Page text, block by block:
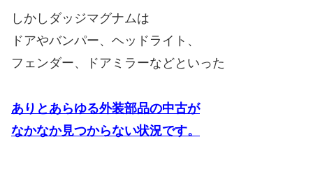
しかしダッジマグナムは
ドアやバンパー、ヘッドライト、
フェンダー、ドアミラーなどといった
ありとあらゆる外装部品の中古が
なかなか見つからない状況です。